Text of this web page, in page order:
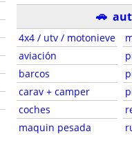
🚗
4x4 / utv / motonieve
aviación
barcos
carav + camper
coches
maquin pesada